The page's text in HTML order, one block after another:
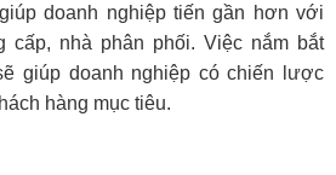
doanh nghiệp tiến gần hơn với
cấp, nhà phân phối. Việc nắm bắt
giúp doanh nghiệp có chiến lược
hàng mục tiêu.